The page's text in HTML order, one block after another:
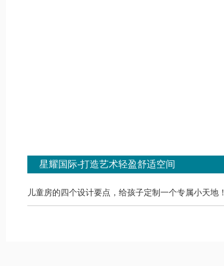
星耀国际-打造艺术轻盈舒适空间
儿童房的四个设计要点，给孩子定制一个专属小天地！